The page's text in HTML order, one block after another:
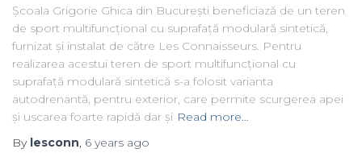
Școala Grigorie Ghica din București beneficiază de un teren
de sport multifuncțional cu suprafață modulară sintetică,
furnizat și instalat de către Les Connaisseurs. Pentru
realizarea acestui teren de sport multifuncțional cu
suprafață modulară sintetică s-a folosit varianta
autodrenantă, pentru exterior, care permite scurgerea apei
și uscarea foarte rapidă dar și Read more…
By lesconn, 6 years ago